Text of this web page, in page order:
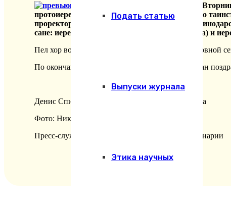
Подать статью
Выпуски журнала
Этика научных
26 апреля 2016 г., в Великий
протоиерея Игоря Олжабаева было совершено
проректора по воспитательной работе
сане: иерея Евгения Игнатова (студент 4 курса) и
Пел хор воспитанников Екатеринодарской Духовной
По окончании молитвословий иеромонах Феофан
Денис Спирин, студент пропедевтического курса
Фото: Николай Лихачев
Пресс-служба Екатеринодарской духовной семинарии